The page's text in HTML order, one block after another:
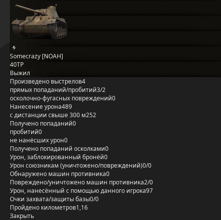
Somecrazy [NOAH]
40TP
Выжил
Произведено выстрелов4
прямых попаданий/пробитий3/2
осколочно-фугасных повреждений0
Нанесение урона489
с дистанции свыше 300 м252
Получено попаданий0
пробитий0
не нанёсших урон0
Получено попаданий осколками0
Урон, заблокированный бронёй0
Урон союзникам (уничтожено/повреждений)0/0
Обнаружено машин противника0
Повреждено/уничтожено машин противника2/0
Урон, нанесённый с помощью данного игрока97
Очки захвата/защиты базы0/0
Пройдено километров1,16
Закрыть